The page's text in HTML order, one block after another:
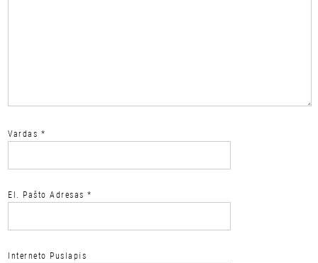
Vardas *
El. Pašto Adresas*
Interneto Puslapis